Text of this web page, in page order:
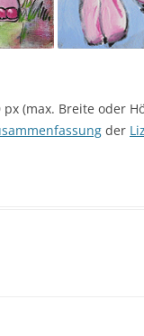
Breite oder
der